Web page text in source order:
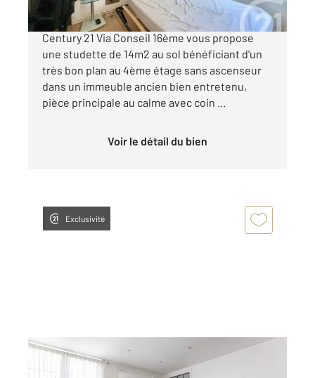
PROCHE BEAUGRENELLE - Votre agence
Century 21 Via Conseil 16ème vous propose
une studette de 14m2 au sol bénéficiant d'un
très bon plan au 4ème étage sans ascenseur
dans un immeuble ancien bien entretenu,
pièce principale au calme avec coin ...
Voir le détail du bien
Exclusivité
PARIS 75016
, 4 pièces